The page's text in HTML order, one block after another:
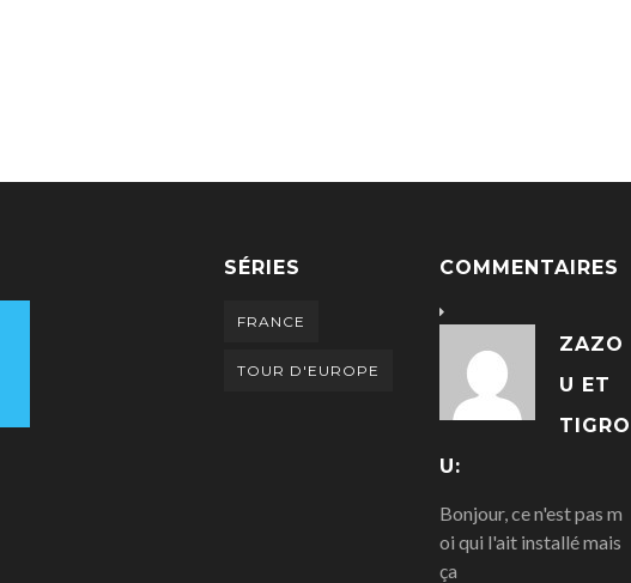
SÉRIES
FRANCE
TOUR D'EUROPE
COMMENTAIRES
ZAZO
U ET
TIGRO
U:
Bonjour, ce n'est pas m
oi qui l'ait installé mais
ça